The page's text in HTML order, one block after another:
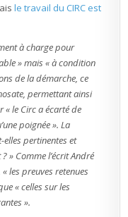
le travail du CIRC est
à charge pour
» mais « à condition
de la démarche, ce
permettant ainsi
« le Circ a écarté de
poignée ». La
elles pertinentes et
» Comme l’écrit André
les preuves retenues
« celles sur les
».